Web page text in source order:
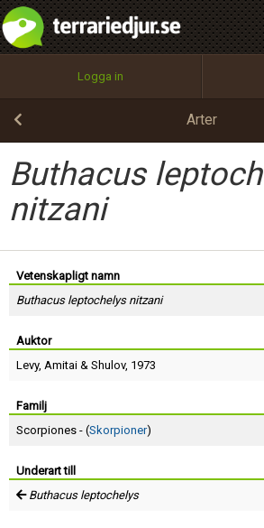
Logga in
Arter
Buthacus
nitzani
Vetenskapligt namn
Buthacus leptochelys nitzani
Auktor
Levy, Amitai & Shulov, 1973
Familj
Scorpiones - (Skorpioner)
Underart till
Buthacus leptochelys
Utför
100%
OK
integritetspolicy
Namn:
Epost:
Användarnamn:
Lösenord:
Terms of Service
Begär nytt lösenord